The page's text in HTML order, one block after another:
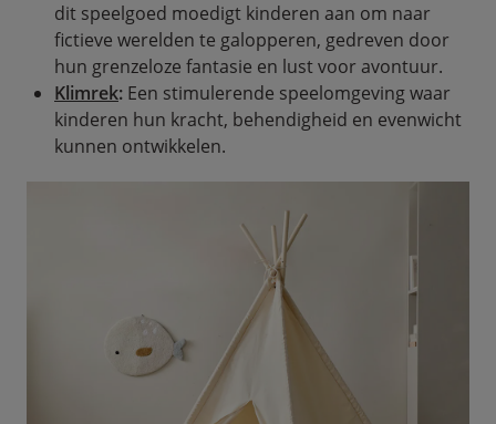
dit speelgoed moedigt kinderen aan om naar
fictieve werelden te galopperen, gedreven door
hun grenzeloze fantasie en lust voor avontuur.
Klimrek: Een stimulerende speelomgeving waar
kinderen hun kracht, behendigheid en evenwicht
kunnen ontwikkelen.